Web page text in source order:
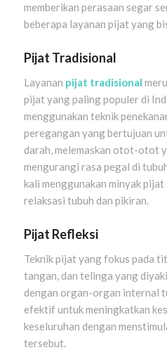
memberikan perasaan segar
beberapa layanan pijat yang
Pijat Tradisional
Layanan pijat tradisional
pijat yang paling populer di
menggunakan teknik
peregangan yang bertujuan
darah, melemaskan otot-otot
mengurangi rasa pegal di
kali menggunakan minyak
relaksasi tubuh dan pikiran.
Pijat Refleksi
Teknik pijat yang fokus pada
tangan, dan telinga yang
dengan organ-organ internal
efektif untuk meningkatkan
keseluruhan dengan
tersebut.